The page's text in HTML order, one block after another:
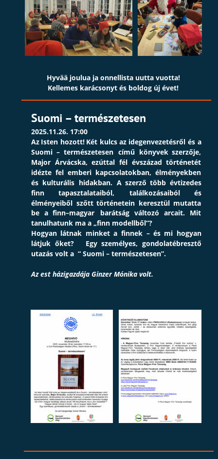
Suomi – természetesen
2025.11.26. 17:00
Az Isten hozott! Két kulcs az idegenvezetésről és a
Suomi – természetesen című könyvek szerzője,
Major Árvácska, ezúttal fél évszázad történetét
idézte fel emberi kapcsolatokban, élményekben
és kulturális hidakban. A szerző több évtizedes
finn
tapasztalataiból, találkozásaiból
és
élményeiből szőtt történetein keresztül mutatta
be a finn–magyar barátság változó arcait.
Mit
tanulhatunk ma a „finn modellből”?
Hogyan látnak minket a finnek – és mi hogyan
látjuk őket? Egy személyes, gondolatébresztő
utazás volt a  “ Suomi – természetesen”.
Az est házigazdája Ginzer Mónika volt.
Hyvää joulua ja onnellista uutta vuotta!
Kellemes karácsonyt és boldog új évet!